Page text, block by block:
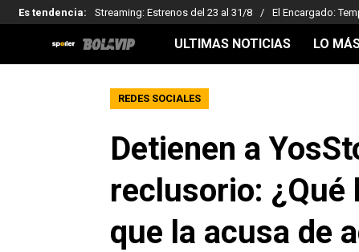
Es tendencia: Streaming: Estrenos del 23 al 31/8 El Encargado:
ULTIMAS NOTICIAS LO
REDES SOCIALES
Detienen a
reclusorio: ¿Qué
que la acusa de